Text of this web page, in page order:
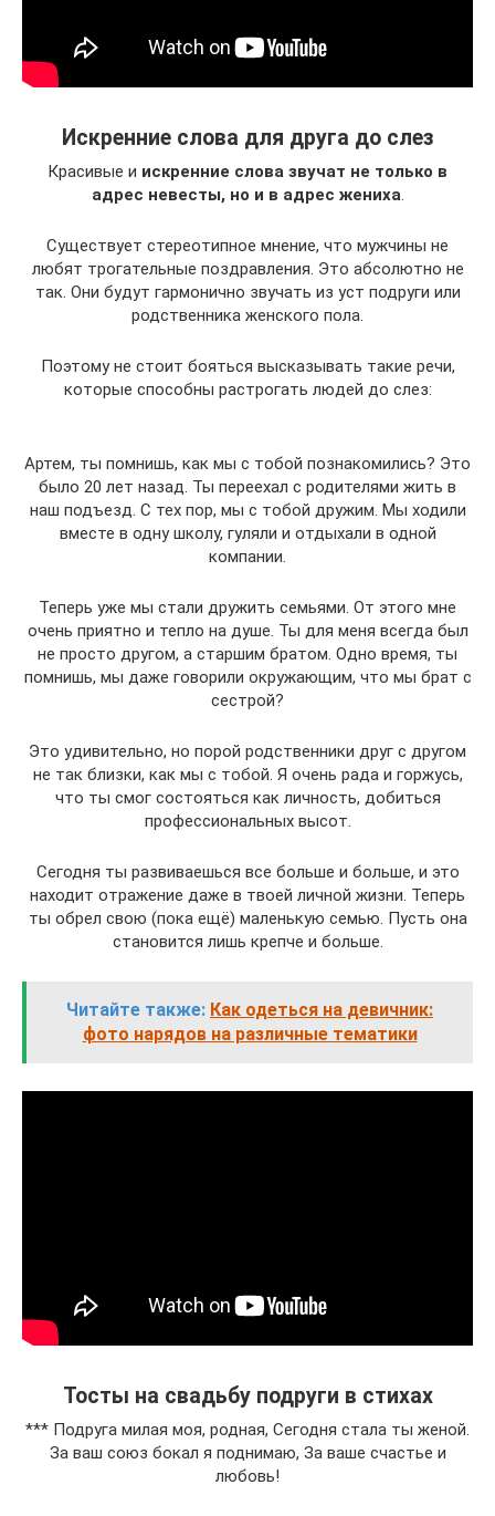
Искренние слова для друга до слез
Красивые и искренние слова звучат не только в
адрес невесты, но и в адрес жениха.
Существует стереотипное мнение, что мужчины не
любят трогательные поздравления. Это абсолютно не
так. Они будут гармонично звучать из уст подруги или
родственника женского пола.
Поэтому не стоит бояться высказывать такие речи,
которые способны растрогать людей до слез:
Артем, ты помнишь, как мы с тобой познакомились? Это
было 20 лет назад. Ты переехал с родителями жить в
наш подъезд. С тех пор, мы с тобой дружим. Мы ходили
вместе в одну школу, гуляли и отдыхали в одной
компании.
Теперь уже мы стали дружить семьями. От этого мне
очень приятно и тепло на душе. Ты для меня всегда был
не просто другом, а старшим братом. Одно время, ты
помнишь, мы даже говорили окружающим, что мы брат с
сестрой?
Это удивительно, но порой родственники друг с другом
не так близки, как мы с тобой. Я очень рада и горжусь,
что ты смог состояться как личность, добиться
профессиональных высот.
Сегодня ты развиваешься все больше и больше, и это
находит отражение даже в твоей личной жизни. Теперь
ты обрел свою (пока ещё) маленькую семью. Пусть она
становится лишь крепче и больше.
Читайте также: Как одеться на девичник:
фото нарядов на различные тематики
Тосты на свадьбу подруги в стихах
*** Подруга милая моя, родная, Сегодня стала ты женой.
За ваш союз бокал я поднимаю, За ваше счастье и
любовь!